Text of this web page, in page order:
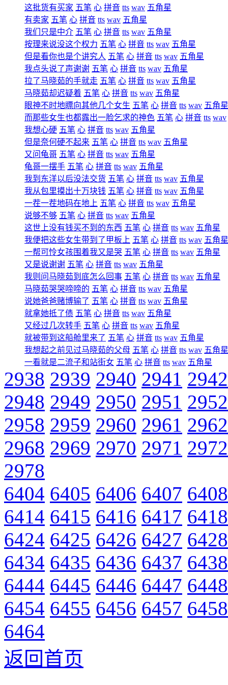
这批货有买家 五笔 心 拼音 tts wav 五角星
有卖家 五笔 心 拼音 tts wav 五角星
我们只是中介 五笔 心 拼音 tts wav 五角星
按理来说没这个权力 五笔 心 拼音 tts wav 五角星
但是看你也是个讲究人 五笔 心 拼音 tts wav 五角星
我点头说了声谢谢 五笔 心 拼音 tts wav 五角星
拉了马晓茹的手就走 五笔 心 拼音 tts wav 五角星
马晓茹却迟疑着 五笔 心 拼音 tts wav 五角星
眼神不时地瞟向其他几个女生 五笔 心 拼音 tts wav 五角星
而那些女生也都露出一脸乞求的神色 五笔 心 拼音 tts wav
我想心硬 五笔 心 拼音 tts wav 五角星
但是奈何硬不起来 五笔 心 拼音 tts wav 五角星
又问龟哥 五笔 心 拼音 tts wav 五角星
龟哥一摆手 五笔 心 拼音 tts wav 五角星
我到东洋以后没法交货 五笔 心 拼音 tts wav 五角星
我从包里摸出十万块钱 五笔 心 拼音 tts wav 五角星
一茬一茬地码在地上 五笔 心 拼音 tts wav 五角星
说够不够 五笔 心 拼音 tts wav 五角星
这世上没有钱买不到的东西 五笔 心 拼音 tts wav 五角星
我便把这些女生带到了甲板上 五笔 心 拼音 tts wav 五角星
一帮可怜女孩围着我又是哭 五笔 心 拼音 tts wav 五角星
又是说谢谢 五笔 心 拼音 tts wav 五角星
我则问马晓茹到底怎么回事 五笔 心 拼音 tts wav 五角星
马晓茹哭哭啼啼的 五笔 心 拼音 tts wav 五角星
说她爸爸赌博输了 五笔 心 拼音 tts wav 五角星
就拿她抵了债 五笔 心 拼音 tts wav 五角星
又经过几次转手 五笔 心 拼音 tts wav 五角星
就被带到这船舱里来了 五笔 心 拼音 tts wav 五角星
我想起之前见过马晓茹的父母 五笔 心 拼音 tts wav 五角星
一看就是二流子和站街女 五笔 心 拼音 tts wav 五角星
2938 2939 2940 2941 2942
2948 2949 2950 2951 2952
2958 2959 2960 2961 2962
2968 2969 2970 2971 2972
2978
6404 6405 6406 6407 6408
6414 6415 6416 6417 6418
6424 6425 6426 6427 6428
6434 6435 6436 6437 6438
6444 6445 6446 6447 6448
6454 6455 6456 6457 6458
6464
返回首页